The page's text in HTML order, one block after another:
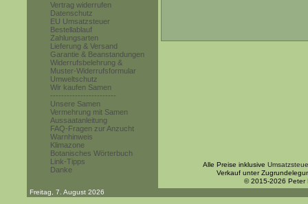
Vertrag widerrufen
Datenschutz
EU Umsatzsteuer
Bestellablauf
Zahlungsarten
Lieferung & Versand
Garantie & Beanstandungen
Widerrufsbelehrung &
Muster-Widerrufsformular
Umweltschutz
Wir kaufen Samen
------------------------
Unsere Samen
Vermehrung mit Samen
Aussaatanleitung
FAQ-Fragen zur Anzucht
Warnhinweis
Klimazone
Botanisches Wörterbuch
Link-Tipps
Danke
Alle Preise inklusive
Verkauf unter
© 2015-2026 Peter
Freitag, 7. August 2026